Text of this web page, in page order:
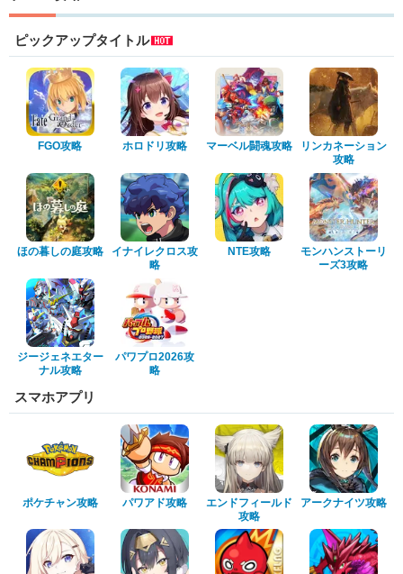
ピックアップタイトル
FGO攻略 ホロドリ攻略 マーベル闘魂攻略
リンカネーション
攻略
ほの暮しの庭攻略
イナイレクロス攻
略
NTE攻略
モンハンストーリ
ーズ3攻略
ジージェネエター
ナル攻略
パワプロ2026攻
略
スマホアプリ
ポケチャン攻略 パワアド攻略
エンドフィールド
攻略
アークナイツ攻略